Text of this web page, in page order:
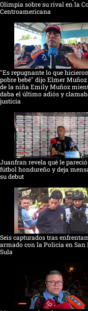
Olimpia sobre su rival en la
Centroamericana
"Es repugnante lo que
pobre bebé" dijo Elmer
de la niña Emily Muñoz
daba el último adiós y
justicia
Juanfran revela qué le
fútbol hondureño y deja
su debut
Seis capturados tras
armado con la Policía en San
Sula